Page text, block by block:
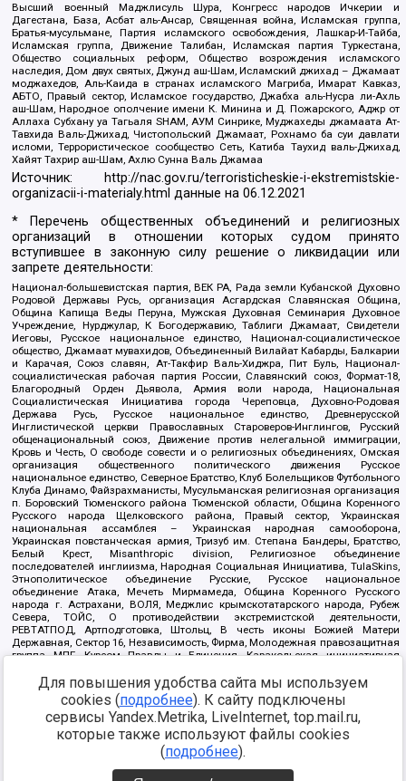
Высший военный Маджлисуль Шура, Конгресс народов Ичкерии и
Дагестана, База, Асбат аль-Ансар, Священная война, Исламская группа,
Братья-мусульмане, Партия исламского освобождения, Лашкар-И-Тайба,
Исламская группа, Движение Талибан, Исламская партия Туркестана,
Общество социальных реформ, Общество возрождения исламского
наследия, Дом двух святых, Джунд аш-Шам, Исламский джихад – Джамаат
моджахедов, Аль-Каида в странах исламского Магриба, Имарат Кавказ,
АБТО, Правый сектор, Исламское государство, Джабха аль-Нусра ли-Ахль
аш-Шам, Народное ополчение имени К. Минина и Д. Пожарского, Аджр от
Аллаха Субхану уа Тагьаля SHAM, АУМ Синрике, Муджахеды джамаата Ат-
Тавхида Валь-Джихад, Чистопольский Джамаат, Рохнамо ба суи давлати
исломи, Террористическое сообщество Сеть, Катиба Таухид валь-Джихад,
Хайят Тахрир аш-Шам, Ахлю Сунна Валь Джамаа
Источник:
http://nac.gov.ru/terroristicheskie-i-ekstremistskie-
organizacii-i-materialy.html данные на06.12.2021
* Перечень общественных объединений и религиозных
организаций в отношении которых судом принято
вступившее в законную силу решение о ликвидации или
запрете деятельности:
Национал-большевистская партия, ВЕК РА, Рада земли Кубанской Духовно
Родовой Державы Русь, организация Асгардская Славянская Община,
Община Капища Веды Перуна, Мужская Духовная Семинария Духовное
Учреждение, Нурджулар, К Богодержавию, Таблиги Джамаат, Свидетели
Иеговы, Русское национальное единство, Национал-социалистическое
общество, Джамаат мувахидов, Объединенный Вилайат Кабарды, Балкарии
и Карачая, Союз славян, Ат-Такфир Валь-Хиджра, Пит Буль, Национал-
социалистическая рабочая партия России, Славянский союз, Формат-18,
Благородный Орден Дьявола, Армия воли народа, Национальная
Социалистическая Инициатива города Череповца, Духовно-Родовая
Держава Русь, Русское национальное единство, Древнерусской
Инглистической церкви Православных Староверов-Инглингов, Русский
общенациональный союз, Движение против нелегальной иммиграции,
Кровь и Честь, О свободе совести и о религиозных объединениях, Омская
организация общественного политического движения Русское
национальное единство, Северное Братство, Клуб Болельщиков Футбольного
Клуба Динамо, Файзрахманисты, Мусульманская религиозная организация
п. Боровский Тюменского района Тюменской области, Община Коренного
Русского народа Щелковского района, Правый сектор, Украинская
национальная ассамблея – Украинская народная самооборона,
Украинская повстанческая армия, Тризуб им. Степана Бандеры, Братство,
Белый Крест, Misanthropic division, Религиозное объединение
последователей инглиизма, Народная Социальная Инициатива, TulaSkins,
Этнополитическое объединение Русские, Русское национальное
объединение Атака, Мечеть Мирмамеда, Община Коренного Русского
народа г. Астрахани, ВОЛЯ, Меджлис крымскотатарского народа, Рубеж
Севера, ТОЙС, О противодействии экстремистской деятельности,
РЕВТАТПОД, Артподготовка, Штольц, В честь иконы Божией Матери
Державная, Сектор 16, Независимость, Фирма, Молодежная правозащитная
группа МПГ, Курсом Правды и Единения, Каракольская инициативная
Благотворительный пансионат Ак Умут, Русская республика Русь,
Арестантское уголовное единство, Башкорт, Нация и свобода, W.H.С., Фалунь
Дафа, Иртыш Ultras, Русский Патриотический клуб-Новокузнецк/РПК,
Сибирский державный союз, Фонд борьбы с коррупцией, Фонд защиты прав
граждан, Штабы Навального, Совет граждан СССР Прикубанского округа г.
Краснодара
https://minjust.gov.ru/ru/documents/7822/
Для повышения удобства сайта мы используем
cookies (подробнее). К сайту подключены
сервисы Yandex.Metrika, LiveInternet, top.mail.ru,
которые также используют файлы cookies
(подробнее).